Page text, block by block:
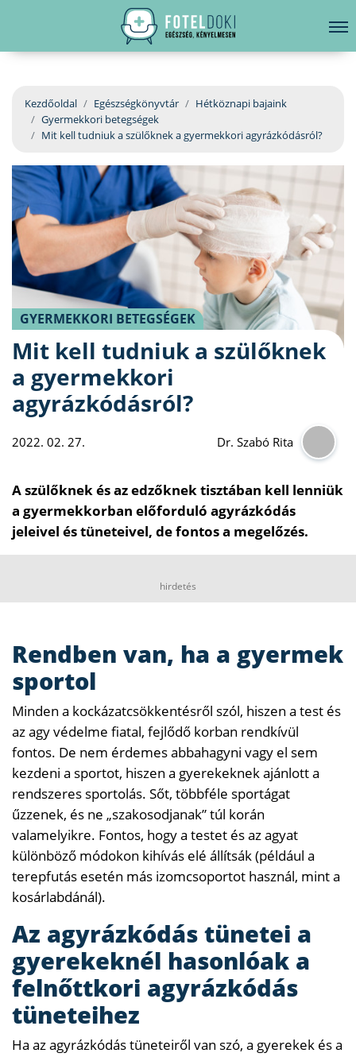
EGÉSZSÉGKÖNYVTÁR
BETEGSÉGKALAUZ
ÜGYELETKERESŐ
ORVOS VÁLASZOL
ORVOSKERESŐ
hirdetés
Kezdőoldal Egészségkönyvtár
Hétköznapi bajaink
Gyermekkori betegségek
Mit kell tudniuk a szülőknek a gyermekkori agyrázkódásról?
GYERMEKKORI BETEGSÉGEK
Mit kell tudniuk a szülőknek
a gyermekkori
agyrázkódásról?
2022. 02. 27. Dr. Szabó Rita
A szülőknek és az edzőknek tisztában kell lenniük
a gyermekkorban előforduló agyrázkódás
jeleivel és tüneteivel, de fontos a megelőzés.
hirdetés
Rendben van, ha a gyermek
sportol
Minden a kockázatcsökkentésről szól, hiszen a test és
az agy védelme fiatal, fejlődő korban rendkívül
fontos. De nem érdemes abbahagyni vagy el sem
kezdeni a sportot, hiszen a gyerekeknek ajánlott a
rendszeres sportolás. Sőt, többféle sportágat
űzzenek, és ne „szakosodjanak” túl korán
valamelyikre. Fontos, hogy a testet és az agyat
különböző módokon kihívás elé állítsák (például a
terepfutás esetén más izomcsoportot használ, mint a
kosárlabdánál).
Az agyrázkódás tünetei a
gyerekeknél hasonlóak a
felnőttkori agyrázkódás
tüneteihez
Ha az agyrázkódás tüneteiről van szó, a gyerekek és a